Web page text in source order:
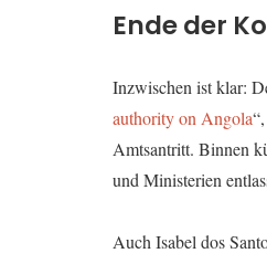
Ende der
Inzwischen ist klar:
authority on Angola
Amtsantritt. Binnen
und Ministerien
Auch Isabel dos